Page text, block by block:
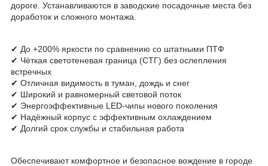
дороге. Устанавливаются в заводские посадочные места без
доработок и сложного монтажа.
✔ До +200% яркости по сравнению со штатными ПТФ
✔ Чёткая светотеневая граница (СТГ) без ослепления
встречных
✔ Отличная видимость в туман, дождь и снег
✔ Широкий и равномерный световой поток
✔ Энергоэффективные LED-чипы нового поколения
✔ Надёжный корпус с эффективным охлаждением
✔ Долгий срок службы и стабильная работа
Обеспечивают комфортное и безопасное вождение в городе